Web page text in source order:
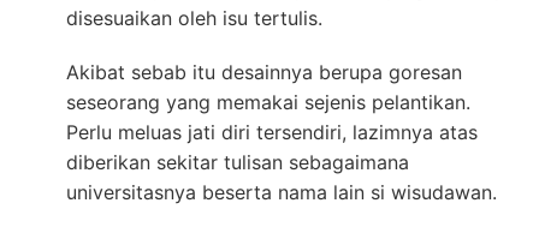
disesuaikan oleh isu tertulis.
Akibat sebab itu desainnya berupa goresan
seseorang yang memakai sejenis pelantikan.
Perlu meluas jati diri tersendiri, lazimnya atas
diberikan sekitar tulisan sebagaimana
universitasnya beserta nama lain si wisudawan.